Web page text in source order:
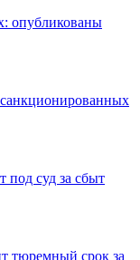
опубликованы
под суд за сбыт
тюремный срок за